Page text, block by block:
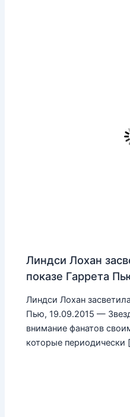
Линдси Лохан
показе Гаррета
Линдси Лохан
Пью, 19.09.2015 —
внимание фанатов
которые периодически